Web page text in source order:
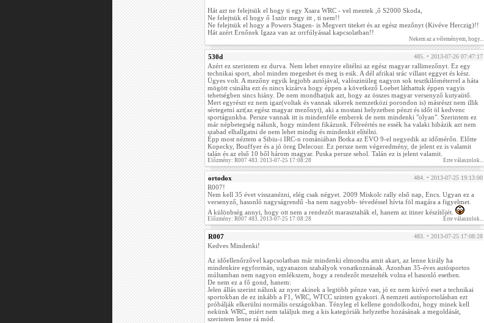
Hát azt ne felejtsük el hogy ti egy Xsara WRC - vel mentek ,ő S2000 Skoda,
Ne felejtsük el hogy ő 1ször megy itt , ti nem!!
Ne felejtsük el hogy a Powers Stagen- is Megvert titeket és az egész mezőnyt (Kivéve Herczig)!!
Hát azért Ernőnek Igaza van az orrfúlyással kapcsolatban!!
Nekem az a véleményem, hogy...
530d 485. • 2013-07-26 07:47:17
Azért ez szerintem ez durva. Nem lehet ennyire elitélni az egész magyar rallimezőnyt. Ez egy
technikai sport, ahol minden megeshet és meg is esik. A dél afrikai srác villant eggyet és kész.
Ügyes volt. A mezőny egyik legjobb autójával, valószinüleg nagyon sok tesztkilóméterrel a háta
mögött csinálta ezt és nincs kizárva hogy éppen a következő Loebet láthattuk éppen vagyis
tehetségben sincs hiány. De nem mondhatjuk azt, hogy az összes magyar versenyző kutyaütő.
Mert egyrészt ez nem igaz(voltak és vannak sikerek nemzetközi porondon is) másrészt nem illik
sértegetni azt(az egész magyar mezőnyt), aki a mostani helyzetben pénzt és időt öl kedvenc
sportágunkba. Persze vannak itt is mindenféle emberek de nem mindenki "olyan". Szerintem ez
már népbetegség nálunk, hogy mindent fikázunk. Félreértés ne essék ha valaki hibázik azt nem
szabad elhallgatni de nem lehet mindig és mindenkit elítélni.
Épp most néztem a Sibiu-i IRC-n romániában Botka az EVO 9-el negyedik az időmérőn. Előtte
Kopecky, Bouffyer és a jó öreg Delecour. Ez persze nem végeredmény, de jelent ez is valamit
talán és az első 10 ből három magyar. Puska persze sehol. Talán ez is jelent valamit.
Előzmény: R007 483. 2013-07-25 17:08:28 Erre válaszolok...
ortodox 484. • 2013-07-25 19:13:00
R007!
Nem kell 35 évet visszanézni, elég csak négyet. 2009 Miskolc rally első nap, Encs. Ugyan ez a
versenyző, hasonló nagyságrendű -ha nem nagyobb- tévedéssel hívta föl magára a figyelmet.
A különbség annyi, hogy ott nem a rendezőt marasztalták el, hanem az itiner készítőjét.
Előzmény: R007 483. 2013-07-25 17:08:28 Erre válaszolok...
R007 483. • 2013-07-25 17:08:28
Kedves Mindenki!
Az időellenőrzővel kapcsolatban már mindenki elmondta amit akart, az lenne király ha
mindenkire egyformán, ugyanazon szabályok vonatkoznának. Azonban 35-éves autósportos
múltamban nem nagyon emlékszem, hogy a rendezőt meszelték volna el hasonló esetben.
De nem ez a fő gond, hanem:
Jelen állás szerint nálunk az nyer akinek a legtöbb pénze van, jó ez nem kirívó eset a technikai
sportokban de ez inkább a F1, WRC, WTCC szinten gyakori. A nemzeti autósportolásban ezt
próbálják elkerülni normális országokban. Tényleg el kellene gondolkodni, hogy minek kell
nekünk WRC, miért nem találjuk meg a kis kategóriák helyzetbe hozásának a megoldását,
szerintem lenne rá mód.